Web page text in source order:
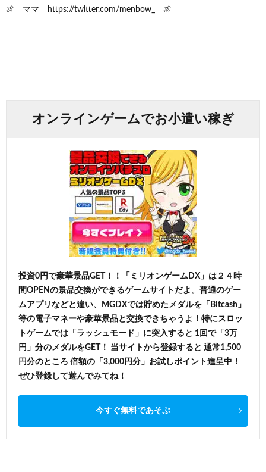
🍖 ママ https://twitter.com/menbow_ 🍖
オンラインゲームでお小遣い稼ぎ
投資0円で豪華景品GET！！「ミリオンゲームDX」は２４時
間OPENの景品交換ができるゲームサイトだよ。普通のゲー
ムアプリなどと違い、MGDXでは貯めたメダルを「Bitcash」
等の電子マネーや豪華景品と交換できちゃうよ！特にスロッ
トゲームでは「ラッシュモード」に突入すると 1回で「3万
円」分のメダルをGET！ 当サイトから登録すると 通常1,500
円分のところ 倍額の「3,000円分」お試しポイント進呈中！
ぜひ登録して遊んでみてね！
今すぐ無料であそぶ